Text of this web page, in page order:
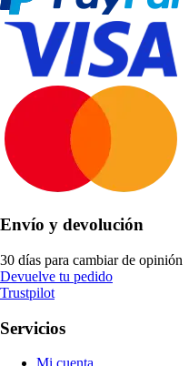
Envío y devolución
30 días para cambiar de opinión
Devuelve tu pedido
Trustpilot
Servicios